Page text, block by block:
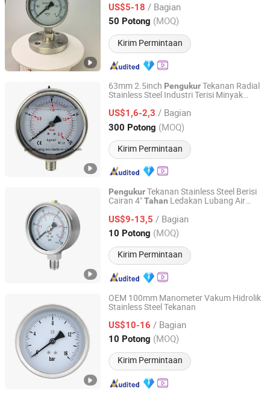
Disesuaikan
US$5-18 / Bagian
50 Potong (MOQ)
Kirim Permintaan
Zhejiang, China Harga mulai 2018
63mm 2.5inch PengukurTekanan Radial
Stainless Steel Industri Terisi Minyak
US$1,6-2,3 / Bagian
300 Potong (MOQ)
Kirim Permintaan
Yuyao Gongchuang Instrument Co., Ltd.
Zhejiang, China Harga mulai 2018
PengukurTekanan Stainless Steel Berisi
Cairan 4"Tahan Ledakan Lubang Air
US$9-13,5 / Bagian
10 Potong (MOQ)
Kirim Permintaan
Zhejiang Shengdi Instrument Co., Ltd.
Zhejiang, China Harga mulai 2024
OEM 100mm Manometer Vakum Hidrolik
Stainless Steel Tekanan
US$10-16 / Bagian
10 Potong (MOQ)
Kirim Permintaan
Zhejiang Shengdi Instrument Co., Ltd.
Zhejiang, China Harga mulai 2024